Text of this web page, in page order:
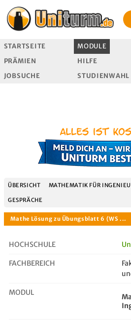
STARTSEITE MODULE
PRÄMIEN
HILFE
JOBSUCHE
STUDIENWAHL
ÜBERSICHT MATHEMATIK FÜR
GESPRÄCHE
Mathe Lösung zu Übungsblatt
HOCHSCHULE
FACHBEREICH
MODUL